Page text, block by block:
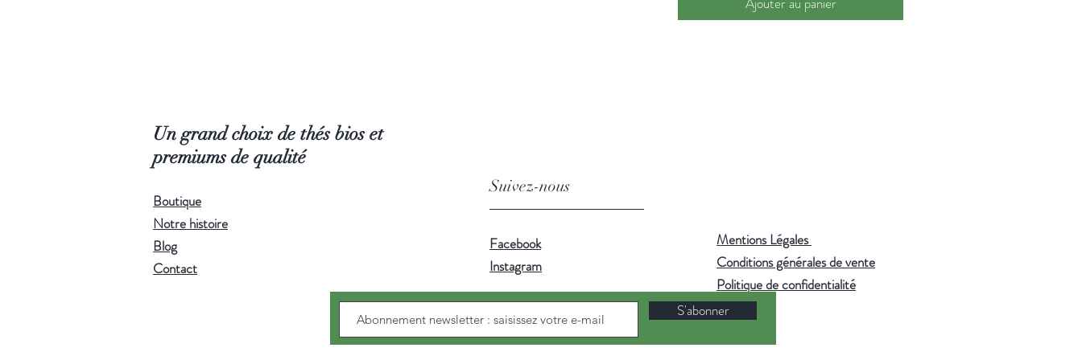
griotte*, China Jasmine Dragon Pearls*,
Un grand choix de thés bios et
premiums de qualité
Boutique
Notre histoire
Blog
Contact
Mentions Légales
Conditions générales de vente
Politique de confidentialité
S'abonner
Suivez-nous
Facebook
Instagram